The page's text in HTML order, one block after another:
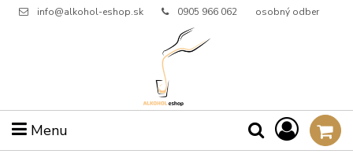
info@alkohol-eshop.sk 0905 966 062 osobný odber
Menu